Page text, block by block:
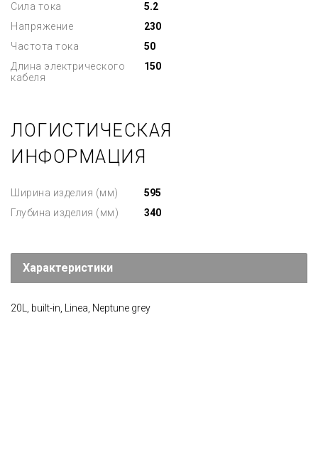
Сила тока
5.2
Напряжение
230
Частота тока
50
Длина электрического
кабеля
150
ЛОГИСТИЧЕСКАЯ
ИНФОРМАЦИЯ
Ширина изделия (мм)
595
Глубина изделия (мм)
340
Характеристики
20L, built-in, Linea, Neptune grey